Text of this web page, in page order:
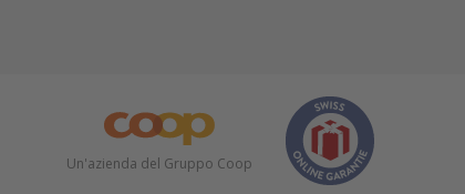
Un'azienda del Gruppo Coop